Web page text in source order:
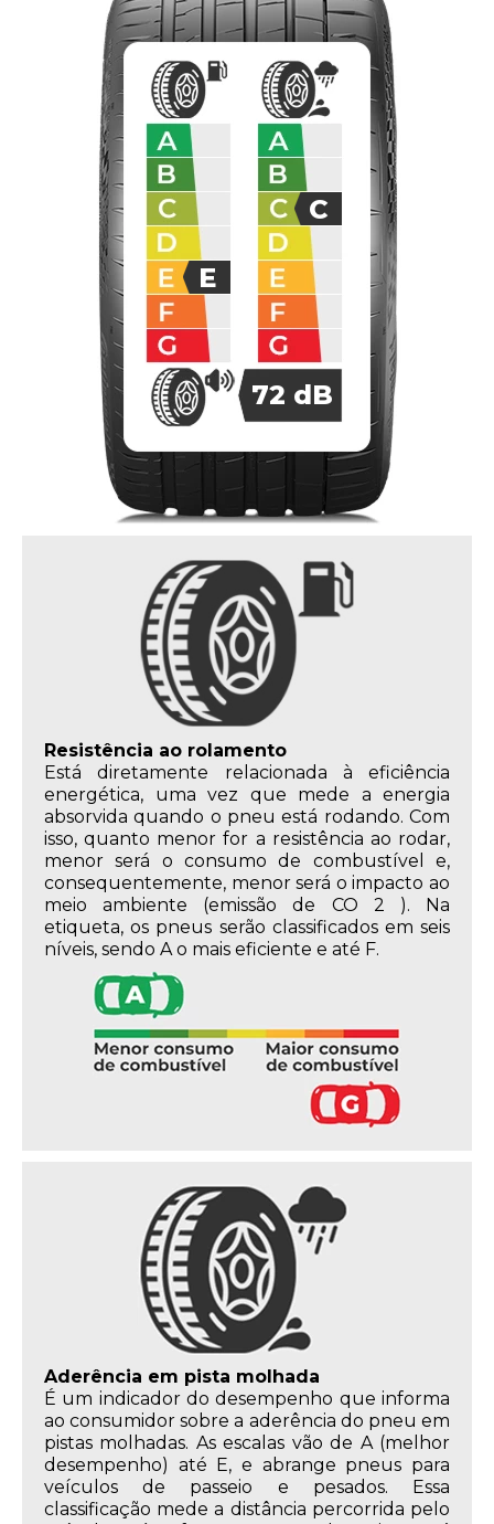
E
C
72 dB
Resistência ao rolamento
Está diretamente relacionada à eficiência
energética, uma vez que mede a energia
absorvida quando o pneu está rodando. Com
isso, quanto menor for a resistência ao rodar,
menor será o consumo de combustível e,
consequentemente, menor será o impacto ao
meio ambiente (emissão de CO 2 ). Na
etiqueta, os pneus serão classificados em seis
níveis, sendo A o mais eficiente e até F.
Aderência em pista molhada
É um indicador do desempenho que informa
ao consumidor sobre a aderência do pneu em
pistas molhadas. As escalas vão de A (melhor
desempenho) até E, e abrange pneus para
veículos de passeio e pesados. Essa
classificação mede a distância percorrida pelo